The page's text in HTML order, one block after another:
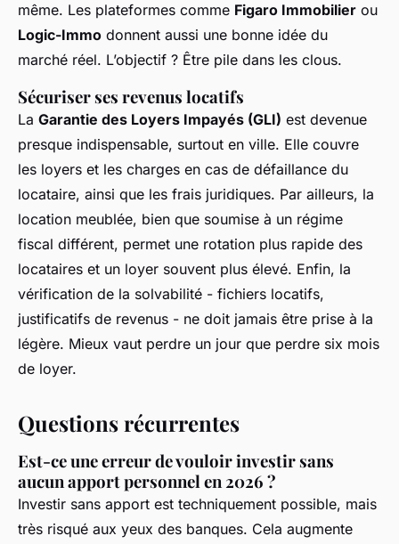
même. Les plateformes comme Figaro Immobilier ou
Logic-Immo donnent aussi une bonne idée du
marché réel. L’objectif ? Être pile dans les clous.
Sécuriser ses revenus locatifs
La Garantie des Loyers Impayés (GLI) est devenue
presque indispensable, surtout en ville. Elle couvre
les loyers et les charges en cas de défaillance du
locataire, ainsi que les frais juridiques. Par ailleurs, la
location meublée, bien que soumise à un régime
fiscal différent, permet une rotation plus rapide des
locataires et un loyer souvent plus élevé. Enfin, la
vérification de la solvabilité - fichiers locatifs,
justificatifs de revenus - ne doit jamais être prise à la
légère. Mieux vaut perdre un jour que perdre six mois
de loyer.
Questions récurrentes
Est-ce une erreur de vouloir investir sans
aucun apport personnel en 2026 ?
Investir sans apport est techniquement possible, mais
très risqué aux yeux des banques. Cela augmente